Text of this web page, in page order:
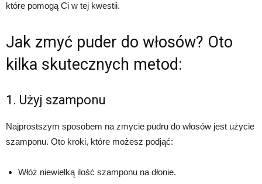
które pomogą Ci w tej kwestii.
Jak zmyć puder do włosów? Oto
kilka skutecznych metod:
1. Użyj szamponu
Najprostszym sposobem na zmycie pudru do włosów jest użycie
szamponu. Oto kroki, które możesz podjąć:
Włóż niewielką ilość szamponu na dłonie.